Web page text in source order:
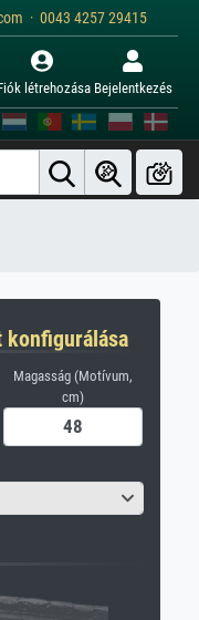
· 0043 4257 29415
létrehozása Bejelentkezés
konfigurálása
Magasság (Motívum,
cm)